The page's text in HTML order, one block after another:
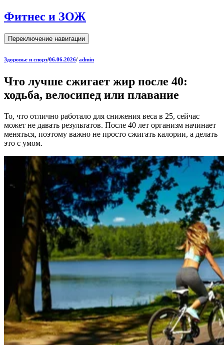
Фитнес и ЗОЖ
Переключение навигации
Здоровье и спорт/06.06.2026/ admin
Что лучше сжигает жир после 40:
ходьба, велосипед или плавание
То, что отлично работало для снижения веса в 25, сейчас
может не давать результатов. После 40 лет организм начинает
меняться, поэтому важно не просто сжигать калории, а делать
это с умом.